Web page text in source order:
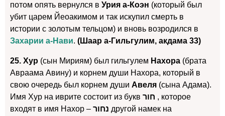
потом опять вернулся в Урия а-Коэн (который был
убит царем Йеоакимом и так искупил смерть в
истории с золотым тельцом) и вновь возродился в
Захарии а-Нави. (Шаар а-Гильгулим, акдама 33)
25. Хур (сын Мириям) был гильгулем Нахора (брата
Авраама Авину) и корнем души Нахора, который в
свою очередь был корнем души Авеля (сына Адама).
Имя Хур на иврите состоит из букв חור , которое
входят в имя Нахор – נחור другой намек на